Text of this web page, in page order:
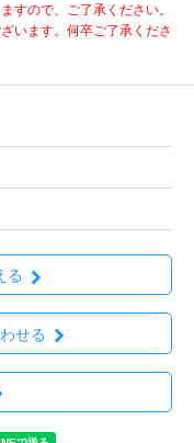
すので、ご了承ください。
います。何卒ご了承くださ
る
せる